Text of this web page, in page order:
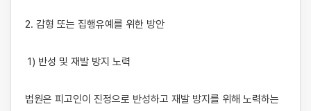
2. 감형 또는 집행유예를 위한 방안
법원은 피고인이 진정으로 반성하고 재발 방지를 위해 노력하는